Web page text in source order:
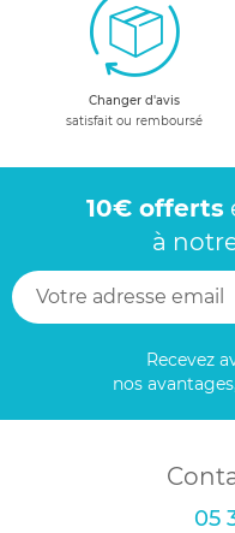
Changer d'avis
satisfait ou remboursé
10€ offerts
à
Recevez
nos
05